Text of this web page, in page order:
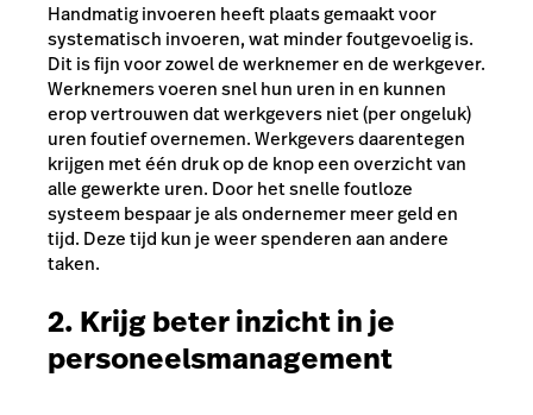
Handmatig invoeren heeft plaats gemaakt voor
systematisch invoeren, wat minder foutgevoelig is.
Dit is fijn voor zowel de werknemer en de werkgever.
Werknemers voeren snel hun uren in en kunnen
erop vertrouwen dat werkgevers niet (per ongeluk)
uren foutief overnemen. Werkgevers daarentegen
krijgen met één druk op de knop een overzicht van
alle gewerkte uren. Door het snelle foutloze
systeem bespaar je als ondernemer meer geld en
tijd. Deze tijd kun je weer spenderen aan andere
taken.
2. Krijg beter inzicht in je
personeelsmanagement